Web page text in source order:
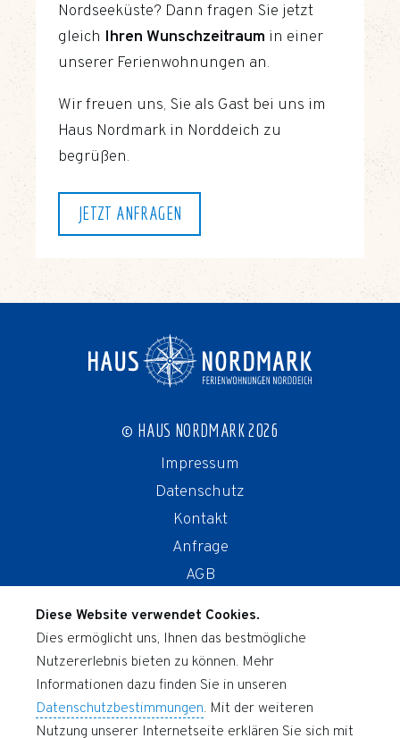
Nordseeküste? Dann fragen Sie jetzt
gleich Ihren Wunschzeitraum in einer
unserer Ferienwohnungen an.
Wir freuen uns, Sie als Gast bei uns im
Haus Nordmark in Norddeich zu
begrüßen.
JETZT ANFRAGEN
© HAUS NORDMARK 2026
Impressum
Datenschutz
Kontakt
Anfrage
AGB
UNSERE FERIENWOHNUNGEN
Nordwind
Ostwind
Diese Website verwendet Cookies.
Dies ermöglicht uns, Ihnen das bestmögliche
Nutzererlebnis bieten zu können. Mehr
Informationen dazu finden Sie in unseren
Datenschutzbestimmungen. Mit der weiteren
Nutzung unserer Internetseite erklären Sie sich mit